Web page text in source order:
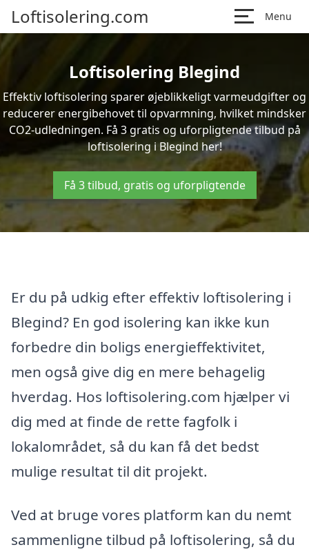
Loftisolering.com Menu
Loftisolering Blegind
Effektiv loftisolering sparer øjeblikkeligt varmeudgifter og
reducerer energibehovet til opvarmning, hvilket mindsker
CO2-udledningen. Få 3 gratis og uforpligtende tilbud på
loftisolering i Blegind her!
Få 3 tilbud, gratis og uforpligtende
Er du på udkig efter effektiv loftisolering i
Blegind? En god isolering kan ikke kun
forbedre din boligs energieffektivitet,
men også give dig en mere behagelig
hverdag. Hos loftisolering.com hjælper vi
dig med at finde de rette fagfolk i
lokalområdet, så du kan få det bedst
mulige resultat til dit projekt.
Ved at bruge vores platform kan du nemt
sammenligne tilbud på loftisolering, så du